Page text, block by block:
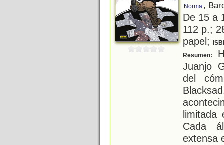
Norma ,
De 15 a
112 p.;
papel;
Resumen:
Juanjo
del
limitada
Cada
extensa